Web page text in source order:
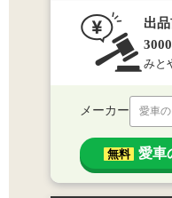
出
みと
メーカー 愛車
無料 愛車